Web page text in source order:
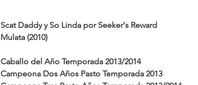
Scat Daddy y So Linda por Seeker's Reward
Mulata (2010)
Caballo del Año Temporada 2013/2014
Campeona Dos Años Pasto Temporada 2013